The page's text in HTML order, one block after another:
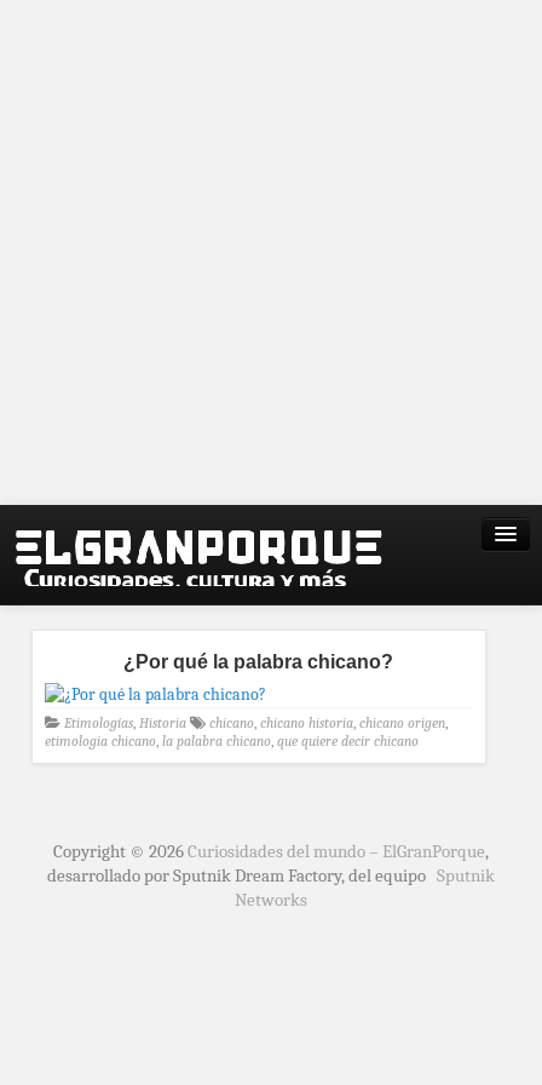
¿Por qué la palabra chicano?
Etimologías, Historia chicano, chicano historia, chicano origen,
etimologia chicano, la palabra chicano, que quiere decir chicano
Copyright © 2026Curiosidades del mundo – ElGranPorque,
desarrollado por Sputnik Dream Factory, del equipo Sputnik
Networks